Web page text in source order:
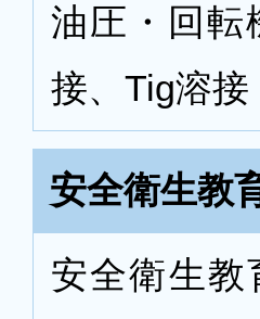
油圧・回転
接、Tig溶
安全衛生教
安全衛生教